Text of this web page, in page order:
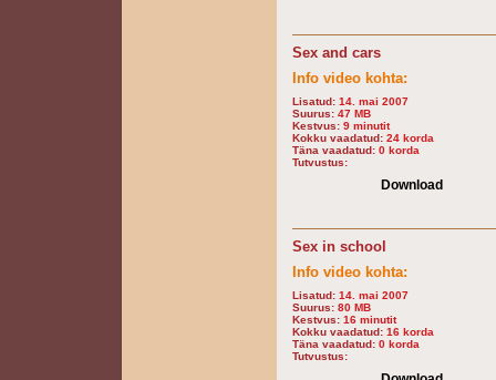
Sex and cars
Info video kohta:
Lisatud: 14. mai 2007
Suurus: 47 MB
Kestvus: 9 minutit
Kokku vaadatud: 24 korda
Täna vaadatud: 0 korda
Tutvustus:
Download
Sex in school
Info video kohta:
Lisatud: 14. mai 2007
Suurus: 80 MB
Kestvus: 16 minutit
Kokku vaadatud: 16 korda
Täna vaadatud: 0 korda
Tutvustus: